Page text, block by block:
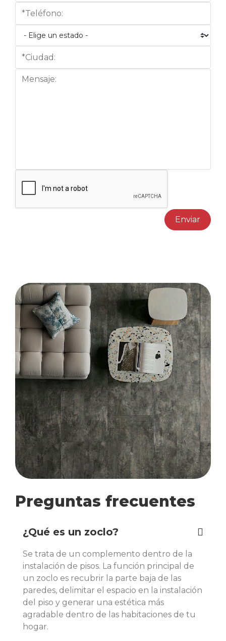
Enviar
Preguntas frecuentes
¿Qué es un zoclo?
Se trata de un complemento dentro de la
instalación de pisos. La función principal de
un zoclo es recubrir la parte baja de las
paredes, delimitar el espacio en la instalación
del piso y generar una estética más
agradable dentro de las habitaciones de tu
hogar.